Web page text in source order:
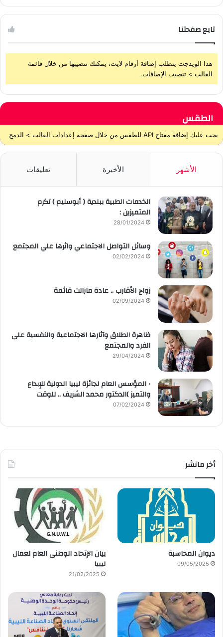
تابع صفحتنا
هذا الويدجت يتطلب إضافة أرقام لايت، يمكنك تنصيبها من خلال قائمة
القالب > تنصيب الإضافات.
الطقس
يجب عليك إضافة مفتاح API للطقس من خلال صفحة إعدادات القالب > الدمج
الأشهر الأخيرة تعليقات
الخدمات الطبية ببلدية ( أبوسليم ) تكرم
المتميزين :
28/01/2024
وسائل التواصل الاجتماعي واثرها علي المجتمع
02/02/2024
زواج الأقارب .. عادة مازالت قائمة
02/09/2024
ظاهرة الطلاق وآثارها الاجتماعية والنفسية على
الفرد والمجتمع
29/04/2024
• المؤسس العام لجائزة ليبيا الدولية للإبداع
والتميز )الدكتور محمد الشريف .. للوقت
07/02/2024
أخر مانشر
ديوان المحاسبة
09/05/2025
بيان الإتحاد الوطنى العام لعمال
ليبيا
21/02/2025